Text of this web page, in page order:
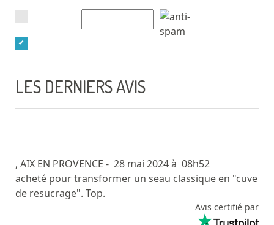
LES DERNIERS AVIS
, AIX EN PROVENCE - 28 mai 2024 à 08h52
acheté pour transformer un seau classique en "cuve
de resucrage". Top.
Avis certifié par